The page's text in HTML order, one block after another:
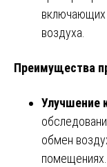
включающих
воздуха.
Преимущества
Улучшение
обмен
помещениях.